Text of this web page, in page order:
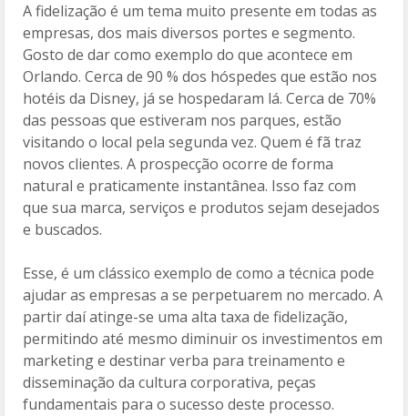
A fidelização é um tema muito presente em todas as
empresas, dos mais diversos portes e segmento.
Gosto de dar como exemplo do que acontece em
Orlando. Cerca de 90 % dos hóspedes que estão nos
hotéis da Disney, já se hospedaram lá. Cerca de 70%
das pessoas que estiveram nos parques, estão
visitando o local pela segunda vez. Quem é fã traz
novos clientes. A prospecção ocorre de forma
natural e praticamente instantânea. Isso faz com
que sua marca, serviços e produtos sejam desejados
e buscados.
Esse, é um clássico exemplo de como a técnica pode
ajudar as empresas a se perpetuarem no mercado. A
partir daí atinge-se uma alta taxa de fidelização,
permitindo até mesmo diminuir os investimentos em
marketing e destinar verba para treinamento e
disseminação da cultura corporativa, peças
fundamentais para o sucesso deste processo.